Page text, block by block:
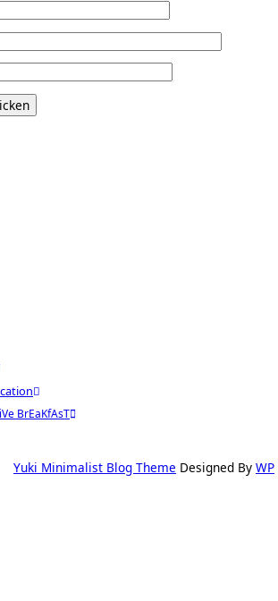
BrEaKfAsT
Yuki Minimalist Blog Theme Designed By WP